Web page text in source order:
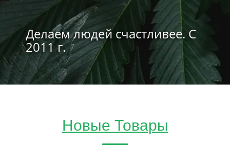
Делаем людей счастливее. С
2011 г.
Новые Товары